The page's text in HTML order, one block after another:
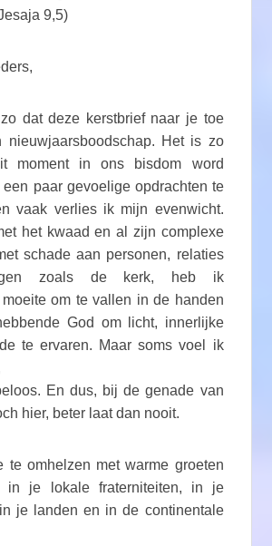
9,5)
dat deze kerstbrief naar je toe
nieuwjaarsboodschap. Het is zo
moment in ons bisdom word
​​paar gevoelige opdrachten te
vaak verlies ik mijn evenwicht.
het kwaad en al zijn complexe
schade aan personen, relaties
zoals de kerk, heb ik
om te vallen in de handen
God om licht, innerlijke
te ervaren. Maar soms voel ik
En dus, bij de genade van
hier, beter laat dan nooit.
te omhelzen met warme groeten
in je lokale fraterniteiten, in je
je landen en in de continentale